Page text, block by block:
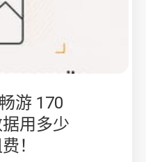
游 170
用多少
！